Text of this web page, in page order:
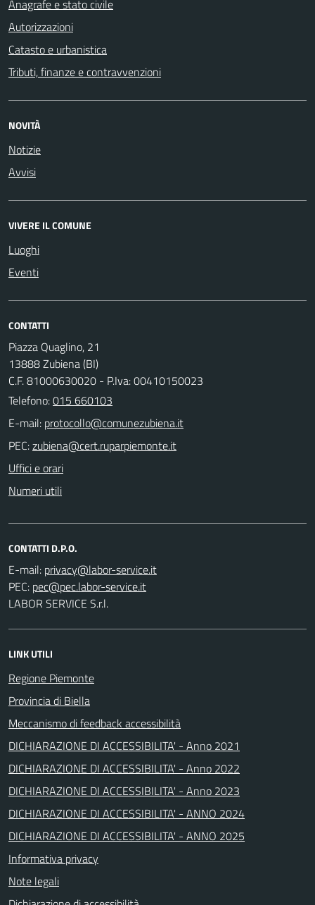
Anagrafe e stato civile
Autorizzazioni
Catasto e urbanistica
Tributi, finanze e contravvenzioni
NOVITÀ
Notizie
Avvisi
VIVERE IL COMUNE
Luoghi
Eventi
CONTATTI
Piazza Quaglino, 21
13888 Zubiena (BI)
C.F. 81000630020 - P.Iva: 00410150023
Telefono:015 660103
E-mail:
PEC:
Uffici e orari
Numeri utili
CONTATTI D.P.O.
E-mail:
PEC:
LABOR SERVICE S.r.l.
LINK UTILI
Regione Piemonte
Provincia di Biella
Meccanismo di feedback accessibilità
DICHIARAZIONE DI ACCESSIBILITA' - Anno 2021
DICHIARAZIONE DI ACCESSIBILITA' - Anno 2022
DICHIARAZIONE DI ACCESSIBILITA' - Anno 2023
DICHIARAZIONE DI ACCESSIBILITA' - ANNO 2024
DICHIARAZIONE DI ACCESSIBILITA' - ANNO 2025
Informativa privacy
Note legali